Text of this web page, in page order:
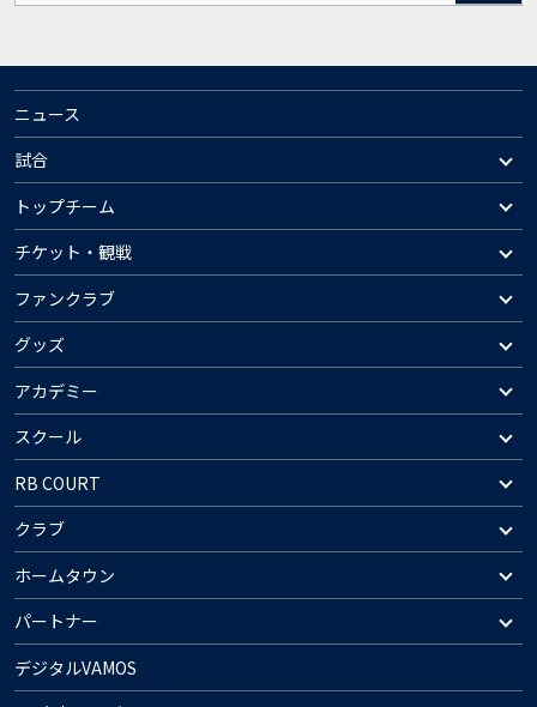
ニュース
試合
トップチーム
チケット・観戦
ファンクラブ
グッズ
アカデミー
スクール
RB COURT
クラブ
ホームタウン
パートナー
デジタルVAMOS